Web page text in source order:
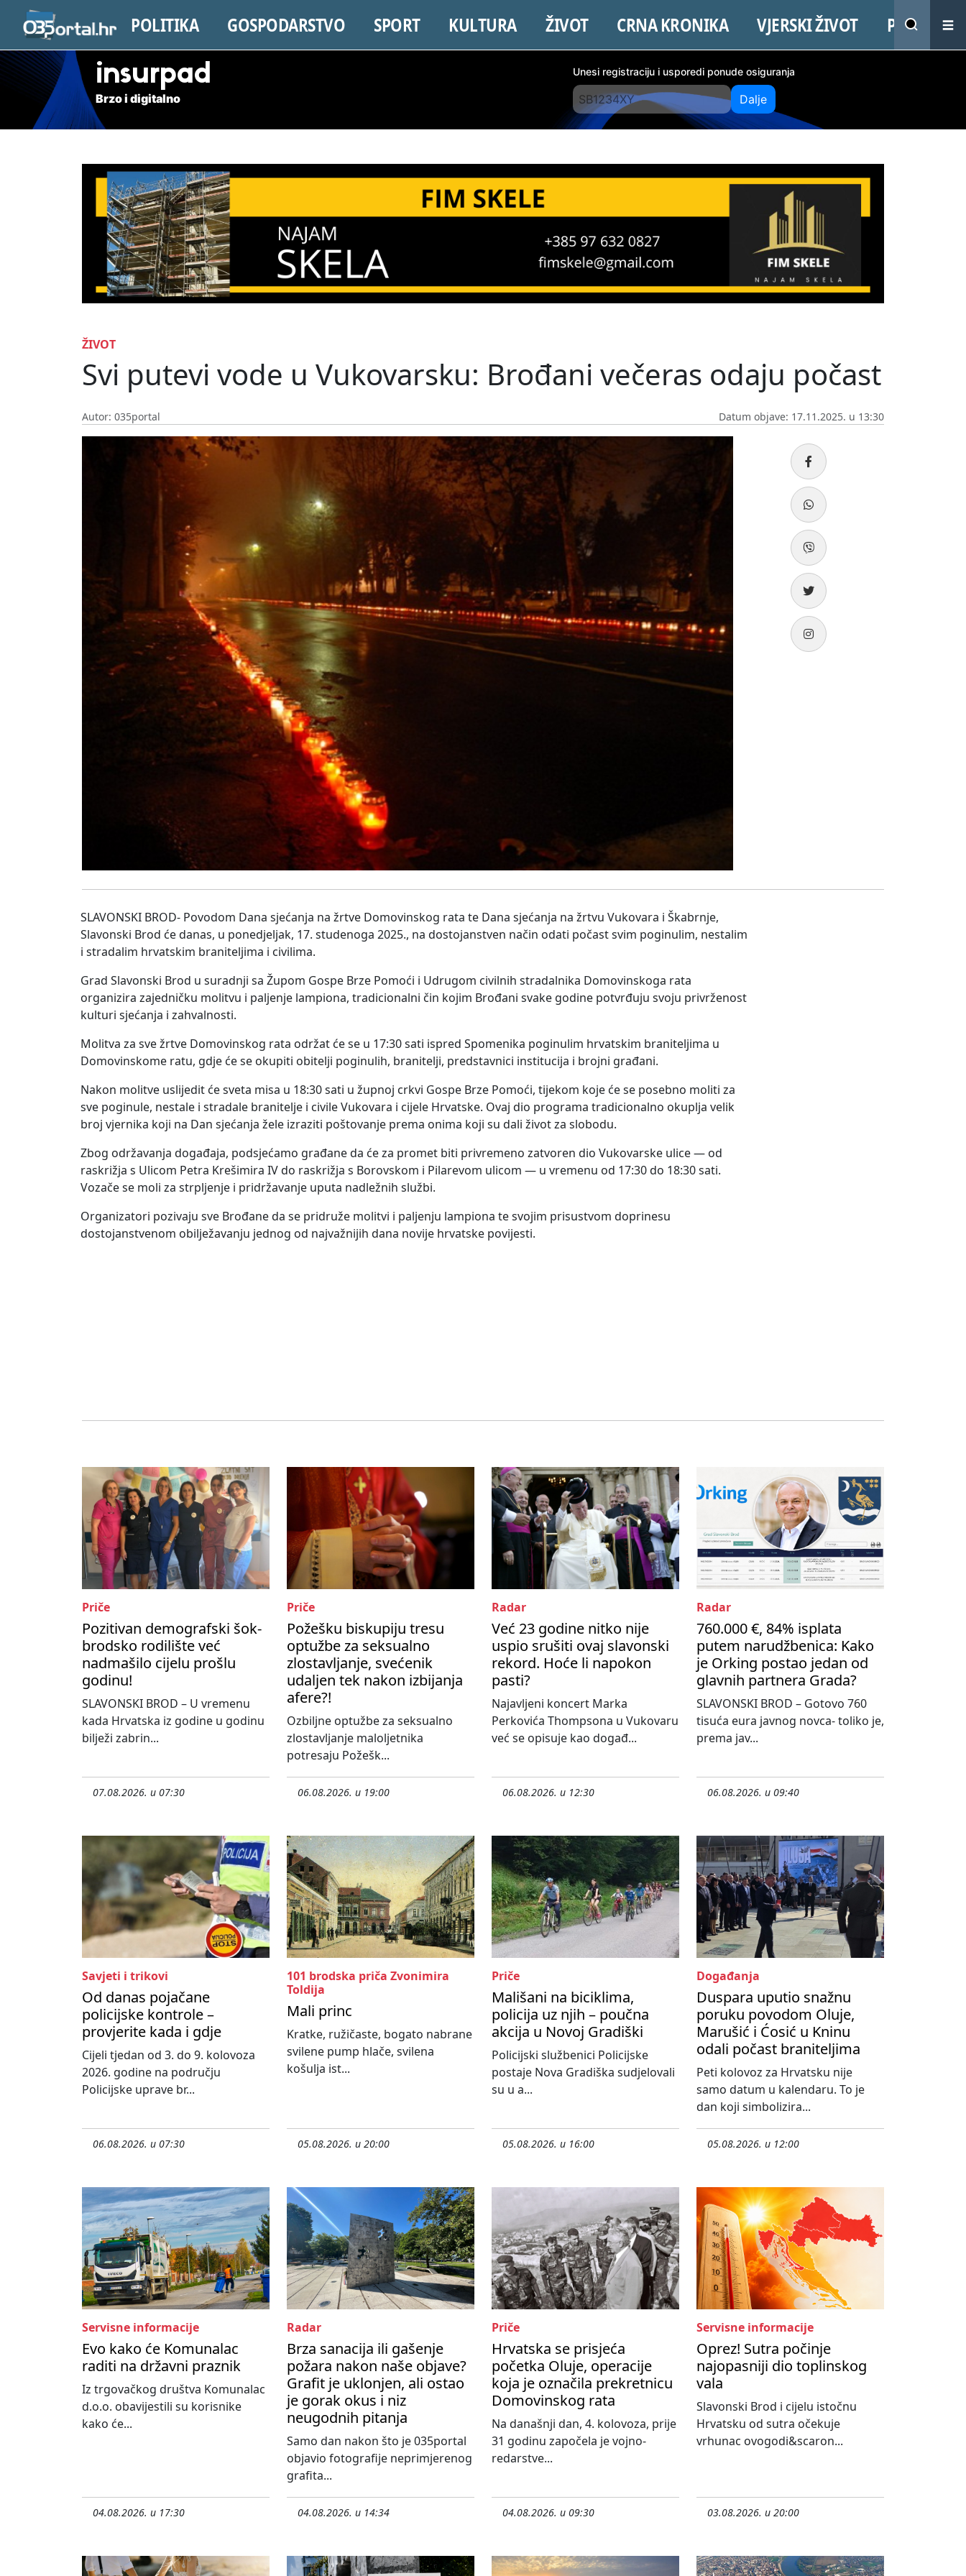
POLITIKA GOSPODARSTVO SPORT KULTURA ŽIVOT CRNA KRONIKA VJERSKI ŽIVOT PROMO
insurpad
Brzo i digitalno
Unesi registraciju i usporedi ponude osiguranja
Dalje
ŽIVOT
Svi putevi vode u Vukovarsku: Brođani večeras odaju počast
Autor: 035portal Datum objave: 17.11.2025. u 13:30
SLAVONSKI BROD- Povodom Dana sjećanja na žrtve Domovinskog rata te Dana sjećanja na žrtvu Vukovara i Škabrnje,
Slavonski Brod će danas, u ponedjeljak, 17. studenoga 2025., na dostojanstven način odati počast svim poginulim, nestalim
i stradalim hrvatskim braniteljima i civilima.
Grad Slavonski Brod u suradnji sa Župom Gospe Brze Pomoći i Udrugom civilnih stradalnika Domovinskoga rata
organizira zajedničku molitvu i paljenje lampiona, tradicionalni čin kojim Brođani svake godine potvrđuju svoju privrženost
kulturi sjećanja i zahvalnosti.
Molitva za sve žrtve Domovinskog rata održat će se u 17:30 sati ispred Spomenika poginulim hrvatskim braniteljima u
Domovinskome ratu, gdje će se okupiti obitelji poginulih, branitelji, predstavnici institucija i brojni građani.
Nakon molitve uslijedit će sveta misa u 18:30 sati u župnoj crkvi Gospe Brze Pomoći, tijekom koje će se posebno moliti za
sve poginule, nestale i stradale branitelje i civile Vukovara i cijele Hrvatske. Ovaj dio programa tradicionalno okuplja velik
broj vjernika koji na Dan sjećanja žele izraziti poštovanje prema onima koji su dali život za slobodu.
Zbog održavanja događaja, podsjećamo građane da će za promet biti privremeno zatvoren dio Vukovarske ulice — od
raskrižja s Ulicom Petra Krešimira IV do raskrižja s Borovskom i Pilarevom ulicom — u vremenu od 17:30 do 18:30 sati.
Vozače se moli za strpljenje i pridržavanje uputa nadležnih službi.
Organizatori pozivaju sve Brođane da se pridruže molitvi i paljenju lampiona te svojim prisustvom doprinesu
dostojanstvenom obilježavanju jednog od najvažnijih dana novije hrvatske povijesti.
Priče
Pozitivan demografski šok-
brodsko rodilište već
nadmašilo cijelu prošlu
godinu!
SLAVONSKI BROD – U vremenu
kada Hrvatska iz godine u godinu
bilježi zabrin...
07.08.2026. u 07:30
Priče
Požešku biskupiju tresu
optužbe za seksualno
zlostavljanje, svećenik
udaljen tek nakon izbijanja
afere?!
Ozbiljne optužbe za seksualno
zlostavljanje maloljetnika
potresaju Požešk...
06.08.2026. u 19:00
Radar
Već 23 godine nitko nije
uspio srušiti ovaj slavonski
rekord. Hoće li napokon
pasti?
Najavljeni koncert Marka
Perkovića Thompsona u Vukovaru
već se opisuje kao događ...
06.08.2026. u 12:30
Radar
760.000 €, 84% isplata
putem narudžbenica: Kako
je Orking postao jedan od
glavnih partnera Grada?
SLAVONSKI BROD – Gotovo 760
tisuća eura javnog novca- toliko je,
prema jav...
06.08.2026. u 09:40
Savjeti i trikovi
Od danas pojačane
policijske kontrole –
provjerite kada i gdje
Cijeli tjedan od 3. do 9. kolovoza
2026. godine na području
Policijske uprave br...
06.08.2026. u 07:30
101 brodska priča Zvonimira
Toldija
Mali princ
Kratke, ružičaste, bogato nabrane
svilene pump hlače, svilena
košulja ist...
05.08.2026. u 20:00
Priče
Mališani na biciklima,
policija uz njih – poučna
akcija u Novoj Gradiški
Policijski službenici Policijske
postaje Nova Gradiška sudjelovali
su u a...
05.08.2026. u 16:00
Događanja
Duspara uputio snažnu
poruku povodom Oluje,
Marušić i Ćosić u Kninu
odali počast braniteljima
Peti kolovoz za Hrvatsku nije
samo datum u kalendaru. To je
dan koji simbolizira...
05.08.2026. u 12:00
Servisne informacije
Evo kako će Komunalac
raditi na državni praznik
Iz trgovačkog društva Komunalac
d.o.o. obavijestili su korisnike
kako će...
04.08.2026. u 17:30
Radar
Brza sanacija ili gašenje
požara nakon naše objave?
Grafit je uklonjen, ali ostao
je gorak okus i niz
neugodnih pitanja
Samo dan nakon što je 035portal
objavio fotografije neprimjerenog
grafita...
04.08.2026. u 14:34
Priče
Hrvatska se prisjeća
početka Oluje, operacije
koja je označila prekretnicu
Domovinskog rata
Na današnji dan, 4. kolovoza, prije
31 godinu započela je vojno-
redarstve...
04.08.2026. u 09:30
Servisne informacije
Oprez! Sutra počinje
najopasniji dio toplinskog
vala
Slavonski Brod i cijelu istočnu
Hrvatsku od sutra očekuje
vrhunac ovogodi&scaron...
03.08.2026. u 20:00